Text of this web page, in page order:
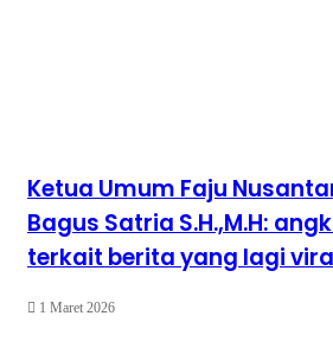
Ketua Umum Faju
Bagus Satria S.H.,M.H:
terkait berita yang lagi
1 Maret 2026